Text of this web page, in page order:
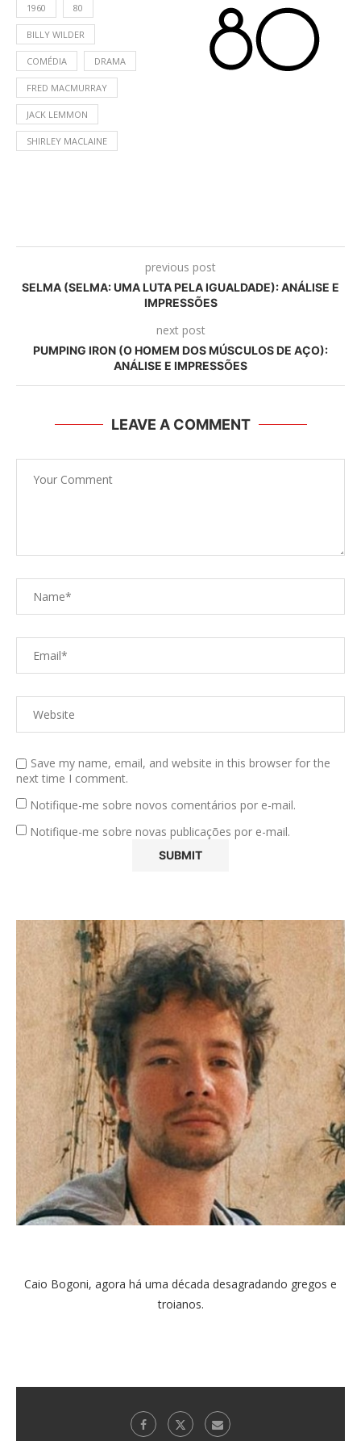
1960 80
BILLY WILDER
COMÉDIA DRAMA
FRED MACMURRAY
JACK LEMMON
SHIRLEY MACLAINE
previous post
SELMA (SELMA: UMA LUTA PELA IGUALDADE): ANÁLISE E
IMPRESSÕES
next post
PUMPING IRON (O HOMEM DOS MÚSCULOS DE AÇO):
ANÁLISE E IMPRESSÕES
LEAVE A COMMENT
Save my name, email, and website in this browser for the
next time I comment.
Notifique-me sobre novos comentários por e-mail.
Notifique-me sobre novas publicações por e-mail.
Caio Bogoni, agora há uma década desagradando gregos e
troianos.